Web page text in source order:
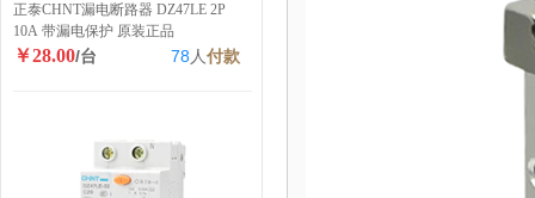
正泰CHNT漏电断路器 DZ47LE 2P
10A 带漏电保护 原装正品
￥28.00/台 78 人付款